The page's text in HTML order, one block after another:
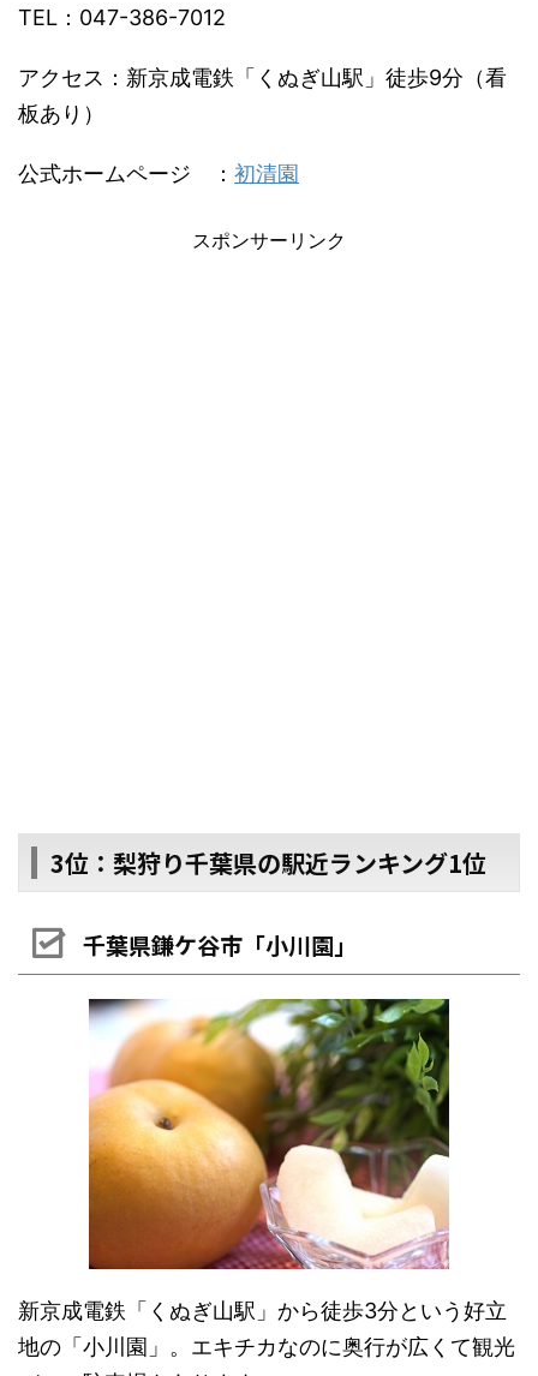
TEL：047-386-7012
アクセス：新京成電鉄「くぬぎ山駅」徒歩9分（看
板あり）
公式ホームページ ： 初清園
スポンサーリンク
3位：梨狩り千葉県の駅近ランキング1位
千葉県鎌ケ谷市「小川園」
新京成電鉄「くぬぎ山駅」から徒歩3分という好立
地の「小川園」。エキチカなのに奥行が広くて観光